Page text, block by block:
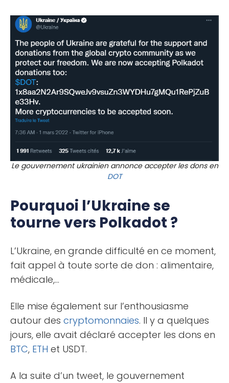
Le gouvernement ukrainien annonce accepter les dons en
DOT
Pourquoi l’Ukraine se
tourne vers Polkadot ?
L’Ukraine, en grande difficulté en ce moment,
fait appel à toute sorte de don : alimentaire,
médicale,…
Elle mise également sur l’enthousiasme
autour des cryptomonnaies. Il y a quelques
jours, elle avait déclaré accepter les dons en
BTC, ETH et USDT.
A la suite d’un tweet, le gouvernement